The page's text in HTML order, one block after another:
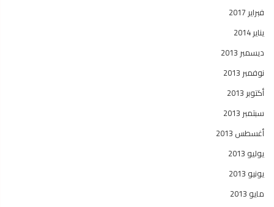
فبراير 2017
يناير 2014
ديسمبر 2013
نوفمبر 2013
أكتوبر 2013
سبتمبر 2013
أغسطس 2013
يوليو 2013
يونيو 2013
مايو 2013